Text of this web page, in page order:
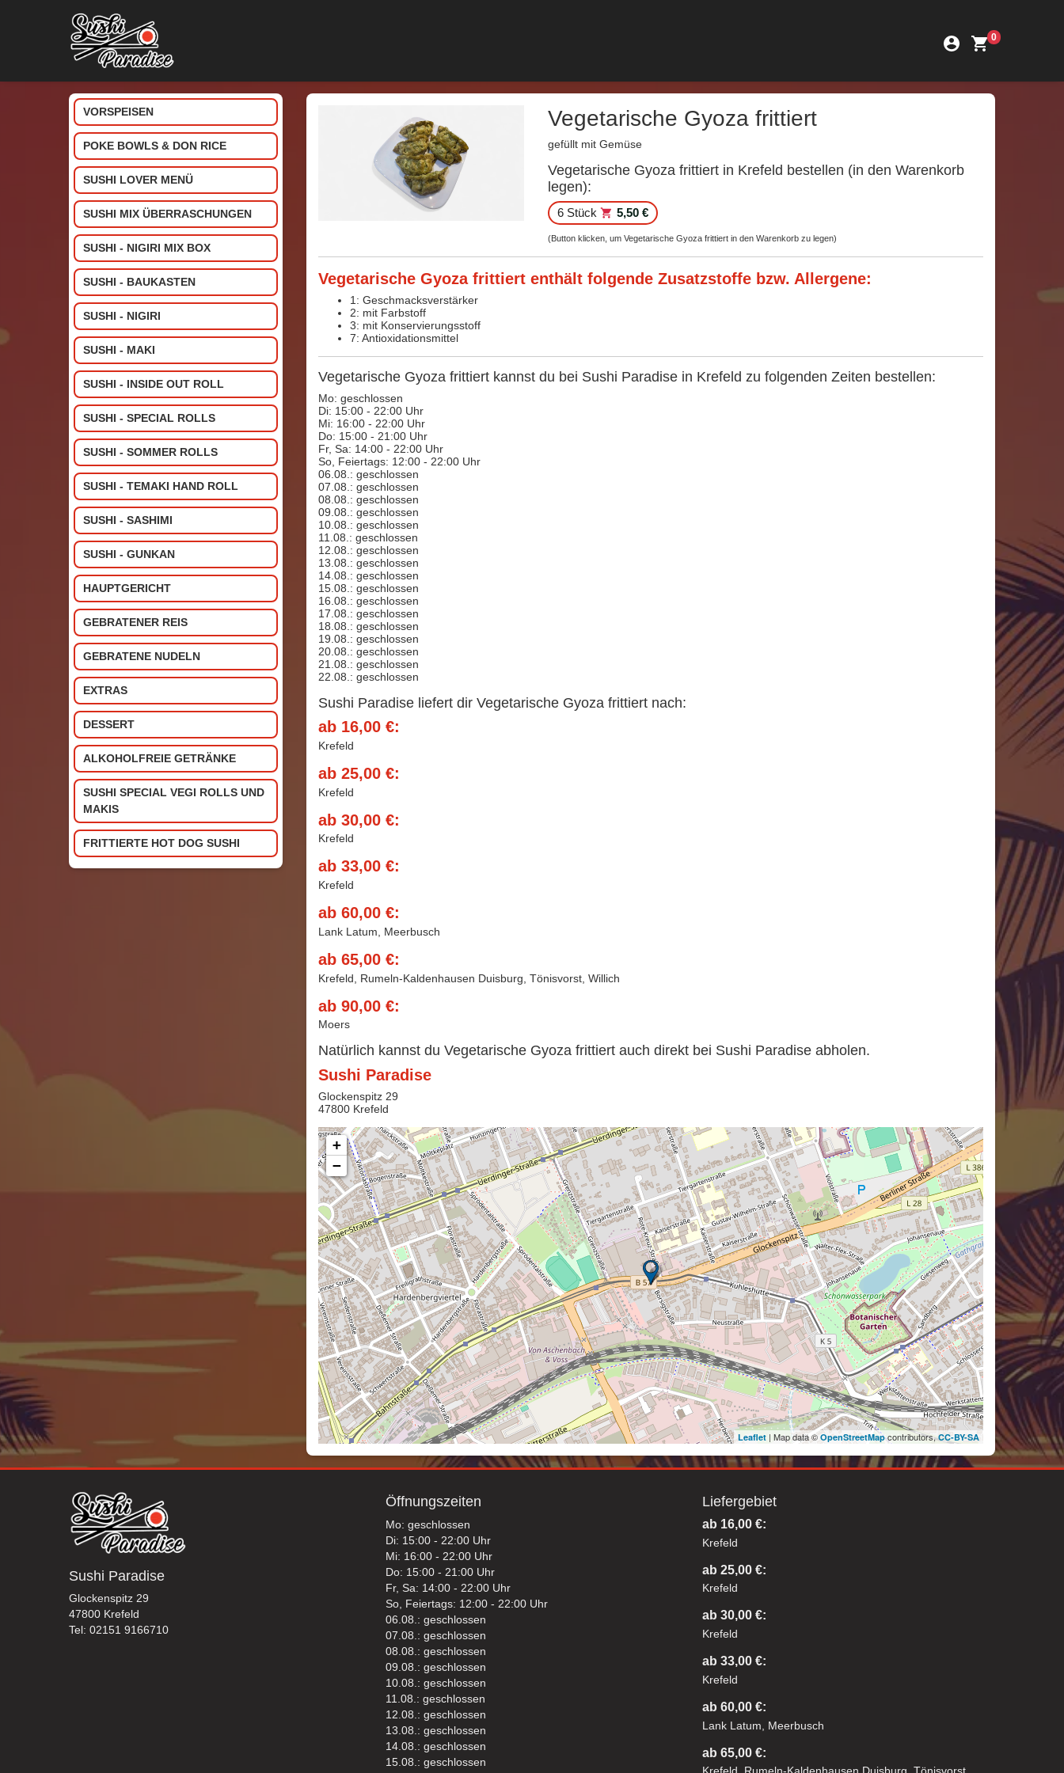
0
VORSPEISEN
POKE BOWLS & DON RICE
SUSHI LOVER MENÜ
SUSHI MIX ÜBERRASCHUNGEN
SUSHI - NIGIRI MIX BOX
SUSHI - BAUKASTEN
SUSHI - NIGIRI
SUSHI - MAKI
SUSHI - INSIDE OUT ROLL
SUSHI - SPECIAL ROLLS
SUSHI - SOMMER ROLLS
SUSHI - TEMAKI HAND ROLL
SUSHI - SASHIMI
SUSHI - GUNKAN
HAUPTGERICHT
GEBRATENER REIS
GEBRATENE NUDELN
EXTRAS
DESSERT
ALKOHOLFREIE GETRÄNKE
SUSHI SPECIAL VEGI ROLLS UND
MAKIS
FRITTIERTE HOT DOG SUSHI
Vegetarische Gyoza frittiert
gefüllt mit Gemüse
Vegetarische Gyoza frittiert in Krefeld bestellen (in den Warenkorb
legen):
6 Stück 5,50 €
(Button klicken, um Vegetarische Gyoza frittiert in den Warenkorb zu legen)
Vegetarische Gyoza frittiert enthält folgende Zusatzstoffe bzw. Allergene:
1: Geschmacksverstärker
2: mit Farbstoff
3: mit Konservierungsstoff
7: Antioxidationsmittel
Vegetarische Gyoza frittiert kannst du bei Sushi Paradise in Krefeld zu folgenden Zeiten bestellen:
Mo: geschlossen
Di: 15:00 - 22:00 Uhr
Mi: 16:00 - 22:00 Uhr
Do: 15:00 - 21:00 Uhr
Fr, Sa: 14:00 - 22:00 Uhr
So, Feiertags: 12:00 - 22:00 Uhr
06.08.: geschlossen
07.08.: geschlossen
08.08.: geschlossen
09.08.: geschlossen
10.08.: geschlossen
11.08.: geschlossen
12.08.: geschlossen
13.08.: geschlossen
14.08.: geschlossen
15.08.: geschlossen
16.08.: geschlossen
17.08.: geschlossen
18.08.: geschlossen
19.08.: geschlossen
20.08.: geschlossen
21.08.: geschlossen
22.08.: geschlossen
Sushi Paradise liefert dir Vegetarische Gyoza frittiert nach:
ab 16,00 €:
Krefeld
ab 25,00 €:
Krefeld
ab 30,00 €:
Krefeld
ab 33,00 €:
Krefeld
ab 60,00 €:
Lank Latum, Meerbusch
ab 65,00 €:
Krefeld, Rumeln-Kaldenhausen Duisburg, Tönisvorst, Willich
ab 90,00 €:
Moers
Natürlich kannst du Vegetarische Gyoza frittiert auch direkt bei Sushi Paradise abholen.
Sushi Paradise
Glockenspitz 29
47800 Krefeld
+
−
Leaflet | Map data ©OpenStreetMapcontributors,CC-BY-SA
Sushi Paradise
Glockenspitz 29
47800 Krefeld
Tel: 02151 9166710
Öffnungszeiten
Mo: geschlossen
Di: 15:00 - 22:00 Uhr
Mi: 16:00 - 22:00 Uhr
Do: 15:00 - 21:00 Uhr
Fr, Sa: 14:00 - 22:00 Uhr
So, Feiertags: 12:00 - 22:00 Uhr
06.08.: geschlossen
07.08.: geschlossen
08.08.: geschlossen
09.08.: geschlossen
10.08.: geschlossen
11.08.: geschlossen
12.08.: geschlossen
13.08.: geschlossen
14.08.: geschlossen
15.08.: geschlossen
Liefergebiet
ab 16,00 €:
Krefeld
ab 25,00 €:
Krefeld
ab 30,00 €:
Krefeld
ab 33,00 €:
Krefeld
ab 60,00 €:
Lank Latum, Meerbusch
ab 65,00 €: